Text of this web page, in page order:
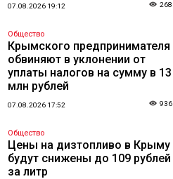
07.08.2026 19:12 268
Общество
Крымского предпринимателя
обвиняют в уклонении от
уплаты налогов на сумму в 13
млн рублей
07.08.2026 17:52 936
Общество
Цены на дизтопливо в Крыму
будут снижены до 109 рублей
за литр